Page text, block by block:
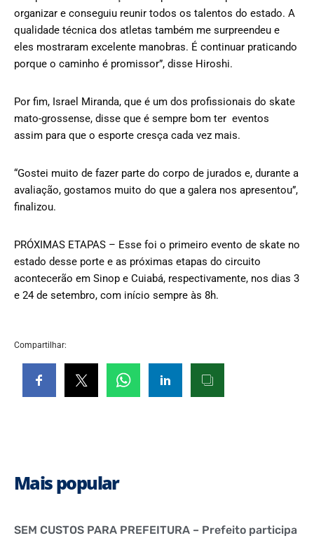
organizar e conseguiu reunir todos os talentos do estado. A
qualidade técnica dos atletas também me surpreendeu e
eles mostraram excelente manobras. É continuar praticando
porque o caminho é promissor”, disse Hiroshi.
Por fim, Israel Miranda, que é um dos profissionais do skate
mato-grossense, disse que é sempre bom ter eventos
assim para que o esporte cresça cada vez mais.
“Gostei muito de fazer parte do corpo de jurados e, durante a
avaliação, gostamos muito do que a galera nos apresentou”,
finalizou.
PRÓXIMAS ETAPAS – Esse foi o primeiro evento de skate no
estado desse porte e as próximas etapas do circuito
acontecerão em Sinop e Cuiabá, respectivamente, nos dias 3
e 24 de setembro, com início sempre às 8h.
Compartilhar:
Mais popular
SEM CUSTOS PARA PREFEITURA – Prefeito participa